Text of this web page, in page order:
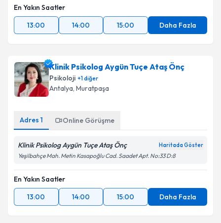
En Yakın Saatler
13:00
14:00 15:00 Daha Fazla
Klinik Psikolog Aygün Tuçe Ataş Önç
Psikoloji +1diğer
Antalya, Muratpaşa
Adres 1 Online Görüşme
Klinik Psikolog Aygün Tuçe Ataş Önç Haritada Göster
Yeşilbahçe Mah. Metin Kasapoğlu Cad. Saadet Apt. No:33 D:8
En Yakın Saatler
13:00
14:00 15:00 Daha Fazla